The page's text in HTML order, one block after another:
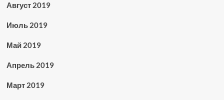
Август 2019
Июль 2019
Май 2019
Апрель 2019
Март 2019